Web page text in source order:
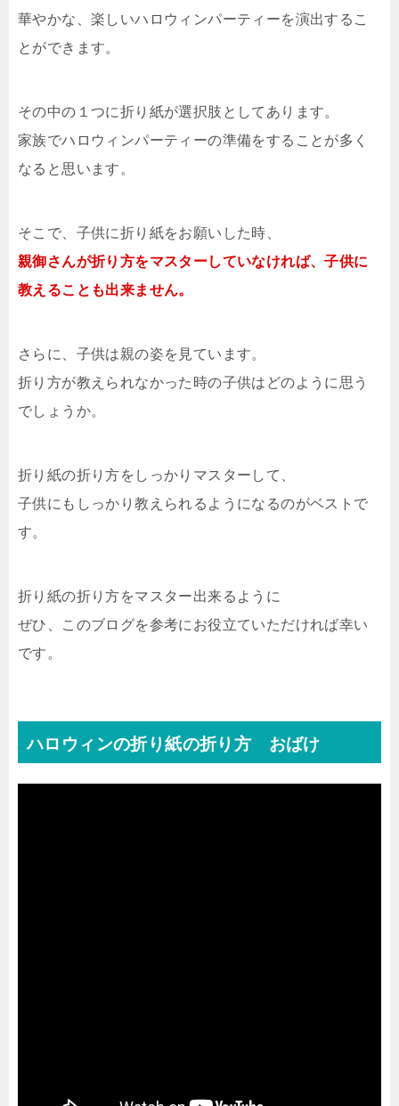
華やかな、楽しいハロウィンパーティーを演出するこ
とができます。
その中の１つに折り紙が選択肢としてあります。
家族でハロウィンパーティーの準備をすることが多く
なると思います。
そこで、子供に折り紙をお願いした時、
親御さんが折り方をマスターしていなければ、子供に
教えることも出来ません。
さらに、子供は親の姿を見ています。
折り方が教えられなかった時の子供はどのように思う
でしょうか。
折り紙の折り方をしっかりマスターして、
子供にもしっかり教えられるようになるのがベストで
す。
折り紙の折り方をマスター出来るように
ぜひ、このブログを参考にお役立ていただければ幸い
です。
ハロウィンの折り紙の折り方 おばけ